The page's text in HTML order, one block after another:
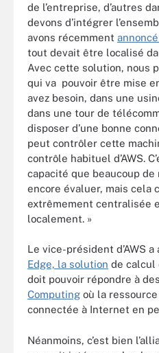
de l’entreprise, d’autres
devons d’intégrer
avons récemment
tout devait être localisé
Avec cette solution, nous
qui va pouvoir être mise
avez besoin, dans une
dans une tour de
disposer d’une bonne
peut contrôler cette
contrôle habituel d’AWS.
capacité que beaucoup
encore évaluer, mais cela
extrêmement centralisée
localement. »
Le vice-président d’AWS a
Edge, la solution de calcul
doit pouvoir répondre à
Computing où la
connectée à Internet en
Néanmoins, c’est bien